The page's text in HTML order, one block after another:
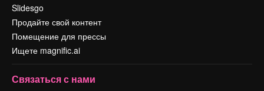
Slidesgo
Продайте свой контент
Помещение для прессы
Ищете magnific.ai
Связаться с нами